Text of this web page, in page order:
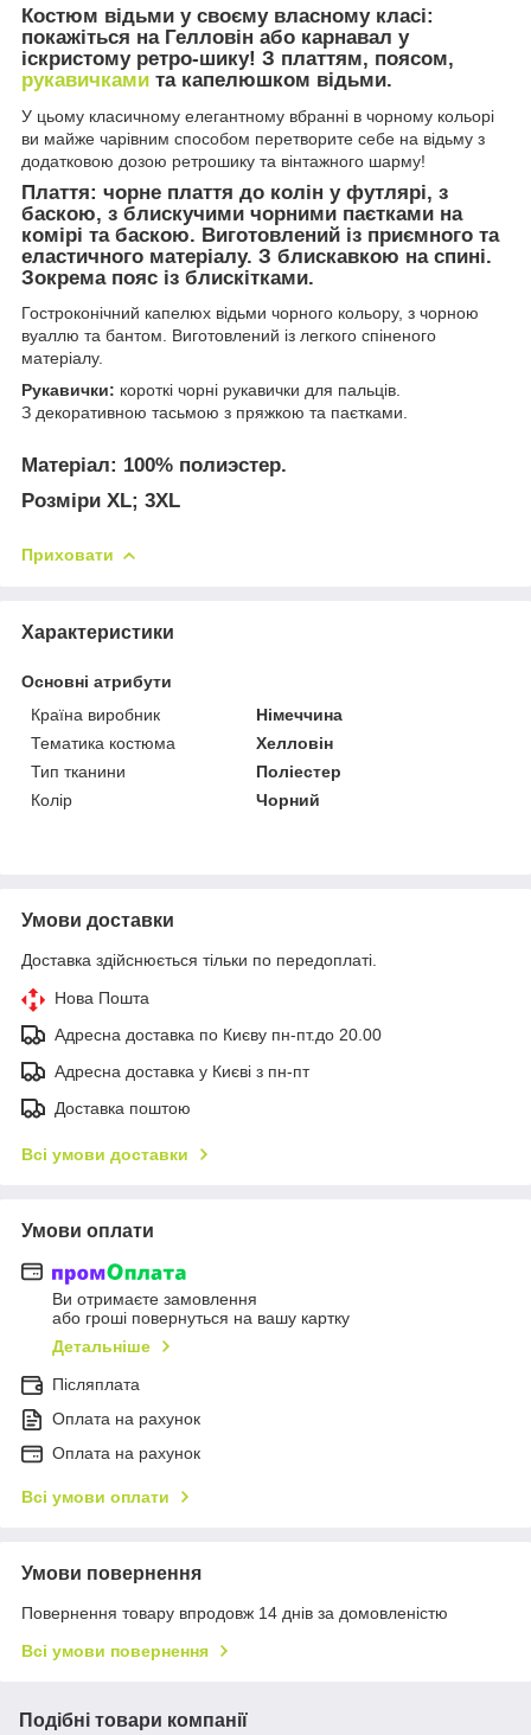
Костюм відьми у своєму власному класі:
покажіться на Гелловін або карнавал у
іскристому ретро-шику! З платтям, поясом,
рукавичками та капелюшком відьми.
У цьому класичному елегантному вбранні в чорному кольорі
ви майже чарівним способом перетворите себе на відьму з
додатковою дозою ретрошику та вінтажного шарму!
Плаття: чорне плаття до колін у футлярі, з
баскою, з блискучими чорними паєтками на
комірі та баскою. Виготовлений із приємного та
еластичного матеріалу. З блискавкою на спині.
Зокрема пояс із блискітками.
Гостроконічний капелюх відьми чорного кольору, з чорною
вуаллю та бантом. Виготовлений із легкого спіненого
матеріалу.
Рукавички: короткі чорні рукавички для пальців.
З декоративною тасьмою з пряжкою та паєтками.
Матеріал: 100% полиэстер.
Розміри XL; 3XL
Приховати
Характеристики
Основні атрибути
Країна виробник
Німеччина
Тематика костюма
Хелловін
Тип тканини
Поліестер
Колір
Чорний
Умови доставки
Доставка здійснюється тільки по передоплаті.
Нова Пошта
Адресна доставка по Києву пн-пт.до 20.00
Адресна доставка у Києві з пн-пт
Доставка поштою
Всі умови доставки
Умови оплати
Ви отримаєте замовлення
або гроші повернуться на вашу картку
Детальніше
Післяплата
Оплата на рахунок
Оплата на рахунок
Всі умови оплати
Умови повернення
Повернення товару впродовж 14 днів за домовленістю
Всі умови повернення
Подібні товари компанії